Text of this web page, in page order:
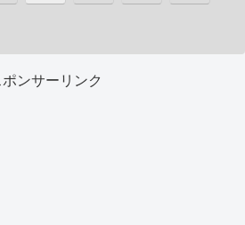
ポンサーリンク